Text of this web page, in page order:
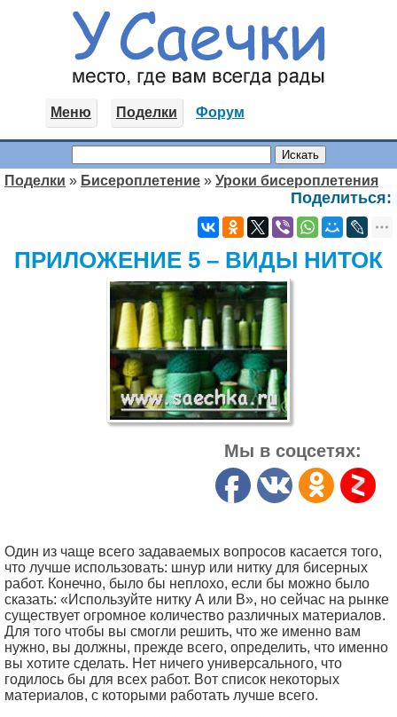
Меню Поделки Форум
Поделки » Бисероплетение » Уроки бисероплетения
Поделиться:
ПРИЛОЖЕНИЕ 5 – ВИДЫ НИТОК
Мы в соцсетях:
Один из чаще всего задаваемых вопросов касается того,
что лучше использовать: шнур или нитку для бисерных
работ. Конечно, было бы неплохо, если бы можно было
сказать: «Используйте нитку А или В», но сейчас на рынке
существует огромное количество различных материалов.
Для того чтобы вы смогли решить, что же именно вам
нужно, вы должны, прежде всего, определить, что именно
вы хотите сделать. Нет ничего универсального, что
годилось бы для всех работ. Вот список некоторых
материалов, с которыми работать лучше всего.